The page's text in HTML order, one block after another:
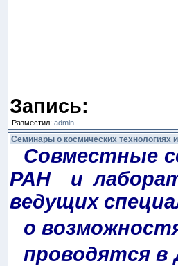
Запись:
Разместил: admin
Семинары о космических технологиях
Совместные
РАН и
ведущих
о
проводятся в